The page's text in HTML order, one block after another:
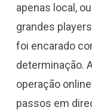
apenas local,
grandes
foi encarado
determinação.
operação
passos em